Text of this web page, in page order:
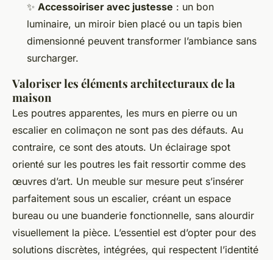
✨ Accessoiriser avec justesse : un bon
luminaire, un miroir bien placé ou un tapis bien
dimensionné peuvent transformer l’ambiance sans
surcharger.
Valoriser les éléments architecturaux de la
maison
Les poutres apparentes, les murs en pierre ou un
escalier en colimaçon ne sont pas des défauts. Au
contraire, ce sont des atouts. Un éclairage spot
orienté sur les poutres les fait ressortir comme des
œuvres d’art. Un meuble sur mesure peut s’insérer
parfaitement sous un escalier, créant un espace
bureau ou une buanderie fonctionnelle, sans alourdir
visuellement la pièce. L’essentiel est d’opter pour des
solutions discrètes, intégrées, qui respectent l’identité